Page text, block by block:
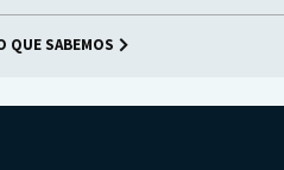
QUE SABEMOS